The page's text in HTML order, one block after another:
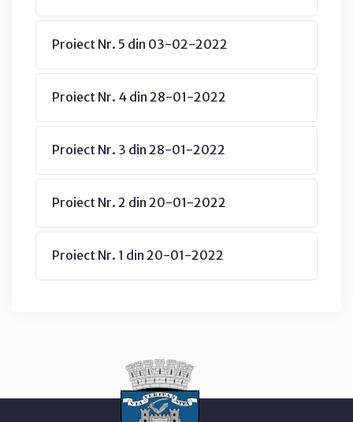
Proiect Nr. 5 din 03-02-2022
Proiect Nr. 4 din 28-01-2022
Proiect Nr. 3 din 28-01-2022
Proiect Nr. 2 din 20-01-2022
Proiect Nr. 1 din 20-01-2022